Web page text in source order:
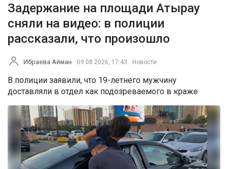
Задержание на площади Атырау
сняли на видео: в полиции
рассказали, что произошло
Ибраева Айман 09.08.2026, 17:43 Новости
В полиции заявили, что 19-летнего мужчину
доставляли в отдел как подозреваемого в краже